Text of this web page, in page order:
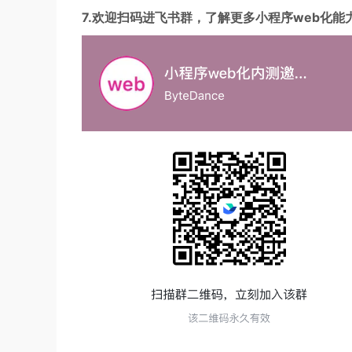
7.欢迎扫码进飞书群，了解更多小程序web化能